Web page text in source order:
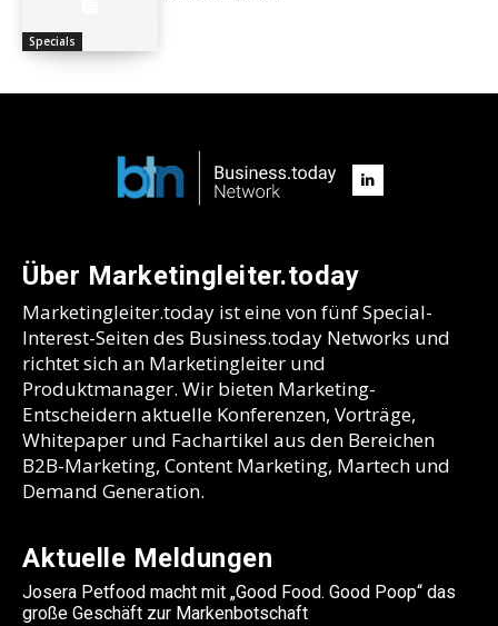
Specials
Über Marketingleiter.today
Marketingleiter.today ist eine von fünf Special-
Interest-Seiten des Business.today Networks und
richtet sich an Marketingleiter und
Produktmanager. Wir bieten Marketing-
Entscheidern aktuelle Konferenzen, Vorträge,
Whitepaper und Fachartikel aus den Bereichen
B2B-Marketing, Content Marketing, Martech und
Demand Generation.
Aktuelle Meldungen
Josera Petfood macht mit „Good Food. Good Poop“ das
große Geschäft zur Markenbotschaft